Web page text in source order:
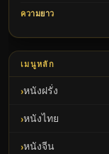
ความยาว
เมนูหลัก
หนังฝรั่ง
หนังไทย
หนังจีน